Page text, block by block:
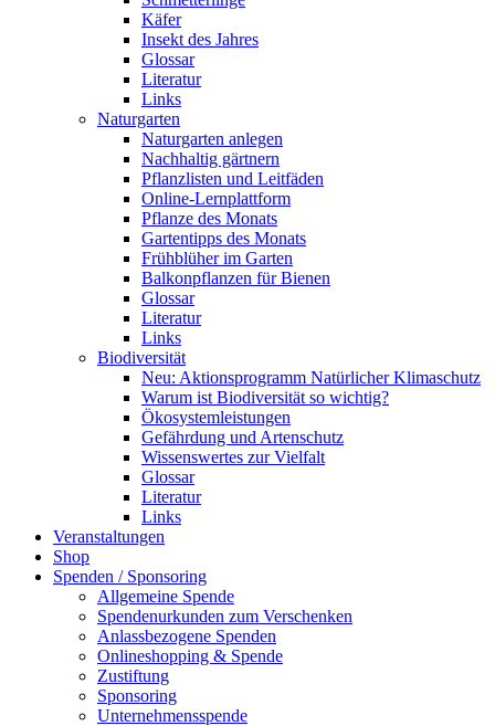
Käfer
Insekt des Jahres
Glossar
Literatur
Links
Naturgarten
Naturgarten anlegen
Nachhaltig gärtnern
Pflanzlisten und Leitfäden
Online-Lernplattform
Pflanze des Monats
Gartentipps des Monats
Frühblüher im Garten
Balkonpflanzen für Bienen
Glossar
Literatur
Links
Biodiversität
Neu: Aktionsprogramm Natürlicher Klimaschutz
Warum ist Biodiversität so wichtig?
Ökosystemleistungen
Gefährdung und Artenschutz
Wissenswertes zur Vielfalt
Glossar
Literatur
Links
Veranstaltungen
Shop
Spenden / Sponsoring
Allgemeine Spende
Spendenurkunden zum Verschenken
Anlassbezogene Spenden
Onlineshopping & Spende
Zustiftung
Sponsoring
Unternehmensspende